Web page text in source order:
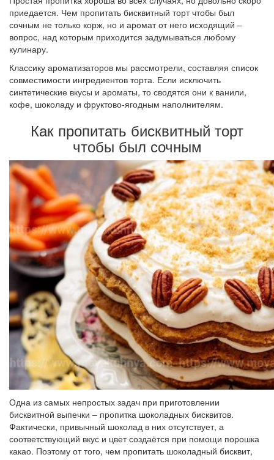
приедается. Чем пропитать бисквитный торт чтобы был
сочным не только корж, но и аромат от него исходящий –
вопрос, над которым приходится задумываться любому
кулинару.
Классику ароматизаторов мы рассмотрели, составляя список
совместимости ингредиентов торта. Если исключить
синтетические вкусы и ароматы, то сводятся они к ванили,
кофе, шоколаду и фруктово-ягодным наполнителям.
Как пропитать бисквитный торт
чтобы был сочным
Одна из самых непростых задач при приготовлении
бисквитной выпечки – пропитка шоколадных бисквитов.
Фактически, привычный шоколад в них отсутствует, а
соответствующий вкус и цвет создаётся при помощи порошка
какао. Поэтому от того, чем пропитать шоколадный бисквит,